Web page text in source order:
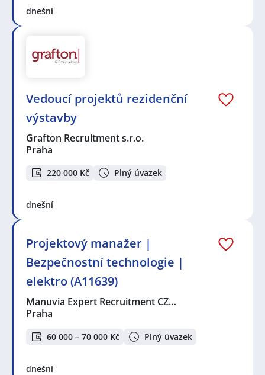
dnešní
Vedoucí projektů rezidenční
výstavby
Grafton Recruitment s.r.o.
Praha
220 000 Kč Plný úvazek
dnešní
Projektový manažer |
Bezpečnostní technologie |
elektro (A11639)
Manuvia Expert Recruitment CZ…
Praha
60 000 – 70 000 Kč Plný úvazek
dnešní